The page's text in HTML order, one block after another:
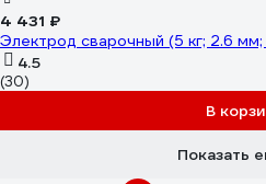
4 431 ₽
Электрод сварочный (5 кг; 2.6
4.5
(30)
В
Показать